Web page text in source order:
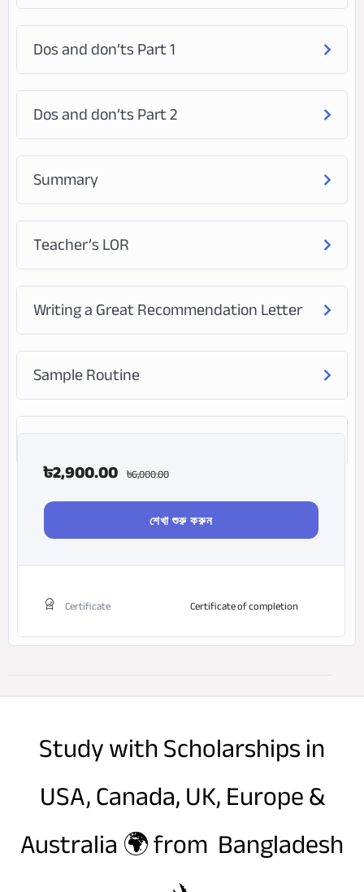
Dos and don’ts Part 1
Dos and don’ts Part 2
Summary
Teacher’s LOR
Writing a Great Recommendation Letter
Sample Routine
Frequently Asked Questions (FAQ)
৳2,900.00 ৳6,000.00
শেখা শুরু করুন
Certificate Certificate of completion
Study with Scholarships in
USA, Canada, UK, Europe &
Australia 🌍 from Bangladesh